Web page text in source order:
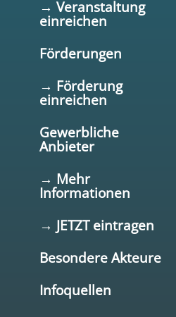
→ Veranstaltung
einreichen
Förderungen
→ Förderung
einreichen
Gewerbliche
Anbieter
→ Mehr
Informationen
→ JETZT eintragen
Besondere Akteure
Infoquellen